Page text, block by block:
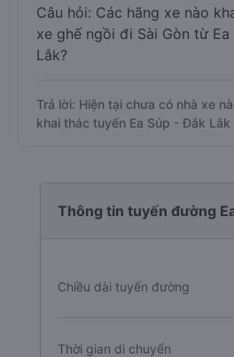
Câu hỏi: Các hãng xe nào
xe ghế ngồi đi Sài Gòn từ
Lắk?
Trả lời: Hiện tại chưa có nhà xe
khai thác tuyến Ea Súp - Đắk Lắk
Thông tin tuyến đường
Chiều dài tuyến đường
Thời gian di chuyển